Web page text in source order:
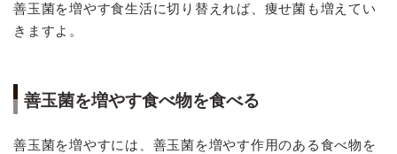
善玉菌を増やす食生活に切り替えれば、痩せ菌も増えてい
きますよ。
善玉菌を増やす食べ物を食べる
善玉菌を増やすには、善玉菌を増やす作用のある食べ物を